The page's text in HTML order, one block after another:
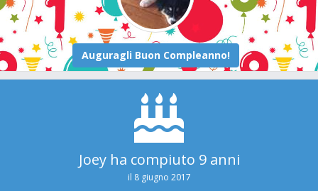
Joey ha compiuto 9 anni
il 8 giugno 2017